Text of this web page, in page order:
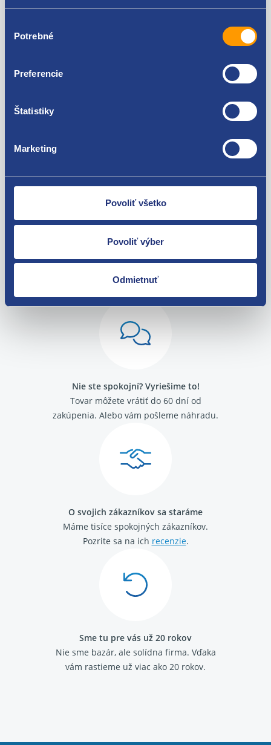
súhlasu
Potrebné
Preferencie
Štatistiky
Marketing
Povoliť všetko
Povoliť výber
Odmietnuť
Ponuka použité pneumatiky. Možnosť objednať iba
množstvo, ktoré je aktuálne skladom. Objednávky s
e-shope, budú stornované.
rokom výroby DOT – štvormiestny kód označuje
mesiac a rok výroby pneumatiky. Označenie DOT 1010
Použiteľné pre vozidlá
Za kvalitu ručíme!
Nie ste spokojní? Vyriešime to!
Tovar môžete vrátiť do 60 dní od
zakúpenia. Alebo vám pošleme náhradu.
O svojich zákazníkov sa staráme
Máme tisíce spokojných zákazníkov.
Pozrite sa na ich recenzie.
Sme tu pre vás už 20 rokov
Nie sme bazár, ale solídna firma. Vďaka
vám rastieme už viac ako 20 rokov.